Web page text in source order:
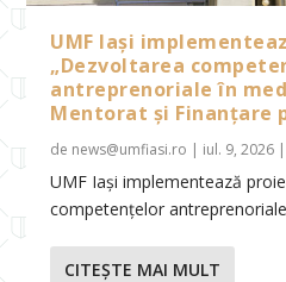
UMF Iași
„Dezvoltarea
antreprenoriale în
Mentorat și Finanțare
de news@umfiasi.ro | iul. 9, 2026 |
UMF Iași implementează
competențelor
CITEŞTE MAI MULT